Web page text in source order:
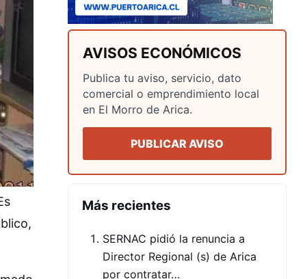
AVISOS ECONÓMICOS
Publica tu aviso, servicio, dato
comercial o emprendimiento local
en El Morro de Arica.
PUBLICAR AVISO
Más recientes
SERNAC pidió la renuncia a
Director Regional (s) de Arica
por contratar…